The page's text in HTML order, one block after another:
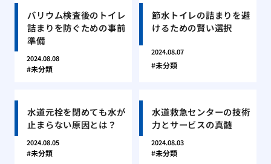
バリウム検査後のトイレ
詰まりを防ぐための事前
準備
2024.08.08
未分類
節水トイレの詰まりを避
けるための賢い選択
2024.08.07
未分類
水道元栓を閉めても水が
止まらない原因とは？
2024.08.05
未分類
水道救急センターの技術
力とサービスの真髄
2024.08.03
未分類